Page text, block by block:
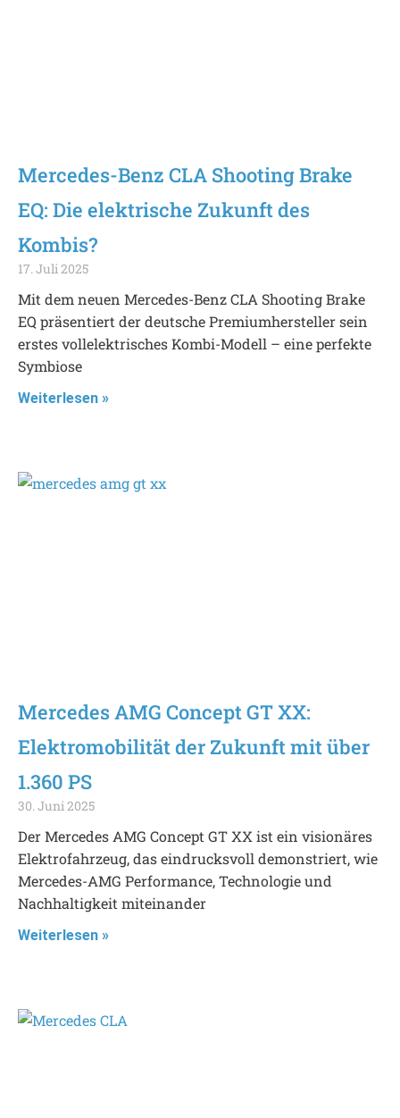
Mercedes-Benz CLA Shooting Brake
EQ: Die elektrische Zukunft des
Kombis?
17. Juli 2025
Mit dem neuen Mercedes-Benz CLA Shooting Brake
EQ präsentiert der deutsche Premiumhersteller sein
erstes vollelektrisches Kombi-Modell – eine perfekte
Symbiose
Weiterlesen »
Mercedes AMG Concept GT XX:
Elektromobilität der Zukunft mit über
1.360 PS
30. Juni 2025
Der Mercedes AMG Concept GT XX ist ein visionäres
Elektrofahrzeug, das eindrucksvoll demonstriert, wie
Mercedes-AMG Performance, Technologie und
Nachhaltigkeit miteinander
Weiterlesen »